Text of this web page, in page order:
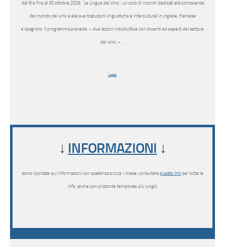
dall’8 e fino al 30 ottobre 2025, “Le Lingue del Vino”, un ciclo di incontri dedicati alla conoscenza
del mondo del vino e alle sue traduzioni linguistiche e interculturali in inglese, francese
e spagnolo. Il programma prevede: – due lezioni introduttive con docenti ed esperti del settore
del vino; – …
Leggi
↓ INFORMAZIONI ↓
(sono riportate qui informazioni con scadenza a circa 1 mese; consultare questo link per tutte le
info, anche con orizzonte temporale più lungo)